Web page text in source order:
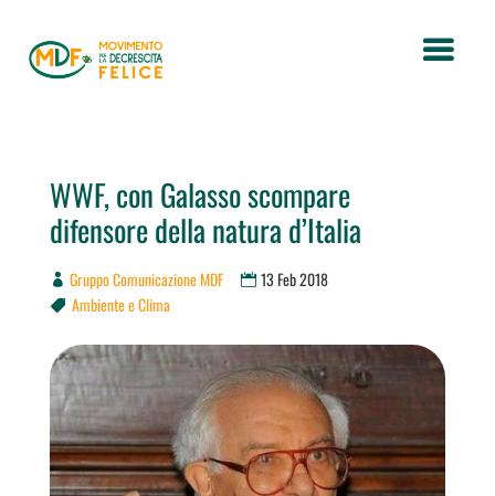
WWF, con Galasso scompare
difensore della natura d’Italia
Gruppo Comunicazione MDF 13 Feb 2018
 Ambiente e Clima